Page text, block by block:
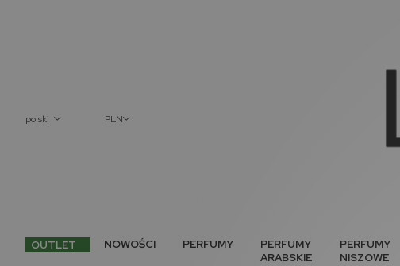
polski PLN
OUTLET NOWOŚCI PERFUMY
PERFUMY
ARABSKIE
PERFUMY
NISZOWE